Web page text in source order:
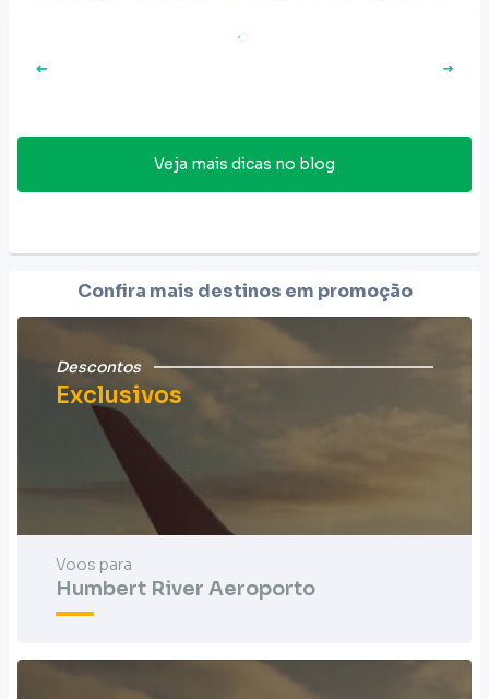
Veja mais dicas no blog
Confira mais destinos em promoção
Descontos
Exclusivos
Voos para
Humbert River Aeroporto